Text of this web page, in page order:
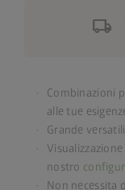
local_shipping
Combinazioni
alle tue
Grande
nostro
Non necessita